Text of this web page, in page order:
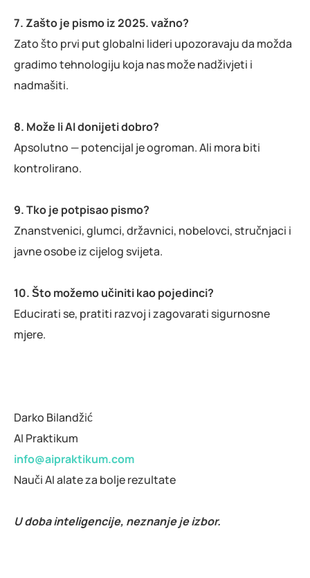
7. Zašto je pismo iz 2025. važno?
Zato što prvi put globalni lideri upozoravaju da možda
gradimo tehnologiju koja nas može nadživjeti i
nadmašiti.
8. Može li AI donijeti dobro?
Apsolutno — potencijal je ogroman. Ali mora biti
kontrolirano.
9. Tko je potpisao pismo?
Znanstvenici, glumci, državnici, nobelovci, stručnjaci i
javne osobe iz cijelog svijeta.
10. Što možemo učiniti kao pojedinci?
Educirati se, pratiti razvoj i zagovarati sigurnosne
mjere.
Darko Bilandžić
AI Praktikum
info@aipraktikum.com
Nauči AI alate za bolje rezultate
U doba inteligencije, neznanje je izbor.